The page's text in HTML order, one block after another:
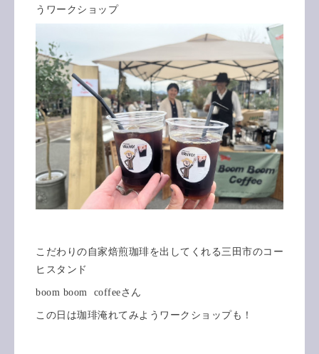
うワークショップ
こだわりの自家焙煎珈琲を出してくれる三田市のコー
ヒスタンド
boom boom coffeeさん
この日は珈琲淹れてみようワークショップも！